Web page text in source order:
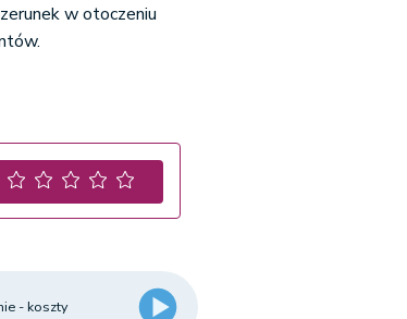
w otoczeniu
- koszty